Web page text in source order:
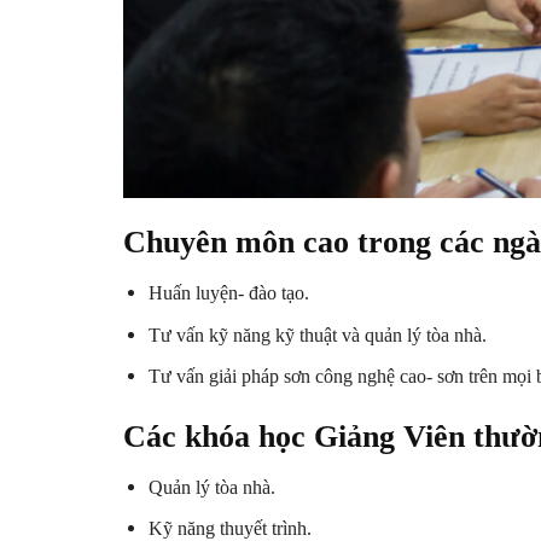
Chuyên môn cao trong các
Huấn luyện- đào tạo.
Tư vấn kỹ năng kỹ thuật và quản lý tòa nhà.
Tư vấn giải pháp sơn công nghệ cao- sơn trên mọi
Các khóa học Giảng Viên
Quản lý tòa nhà.
Kỹ năng thuyết trình.